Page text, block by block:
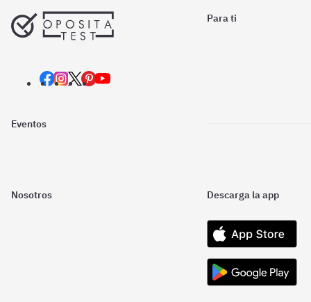
Para ti
Eventos
Nosotros Descarga la app